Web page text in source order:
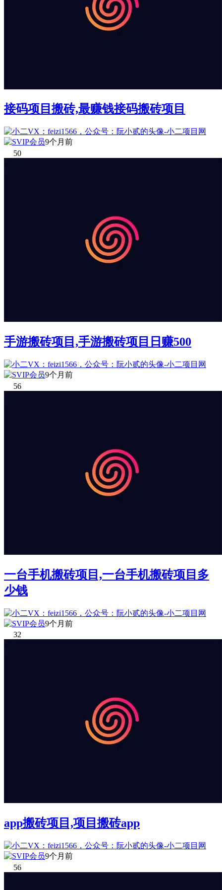
接码项目搬砖,最赚钱接码搬砖项目
9个月前
50
手游搬砖项目,手游搬砖项目日赚500
9个月前
56
一台手机搬砖项目,一台手机搬砖项目多
少钱
9个月前
32
app搬砖项目,项目搬砖app
9个月前
56